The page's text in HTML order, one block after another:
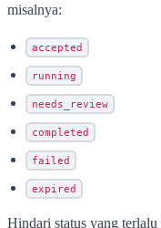
misalnya:
accepted
running
needs_review
completed
failed
expired
Hindari status yang